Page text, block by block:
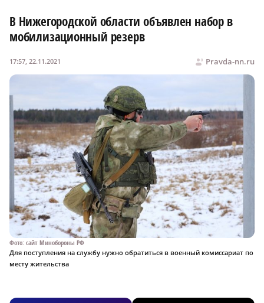
В Нижегородской области объявлен набор в
мобилизационный резерв
Pravda-nn.ru
17:57, 22.11.2021
Фото: сайт Минобороны РФ
Для поступления на службу нужно обратиться в военный комиссариат по
месту жительства